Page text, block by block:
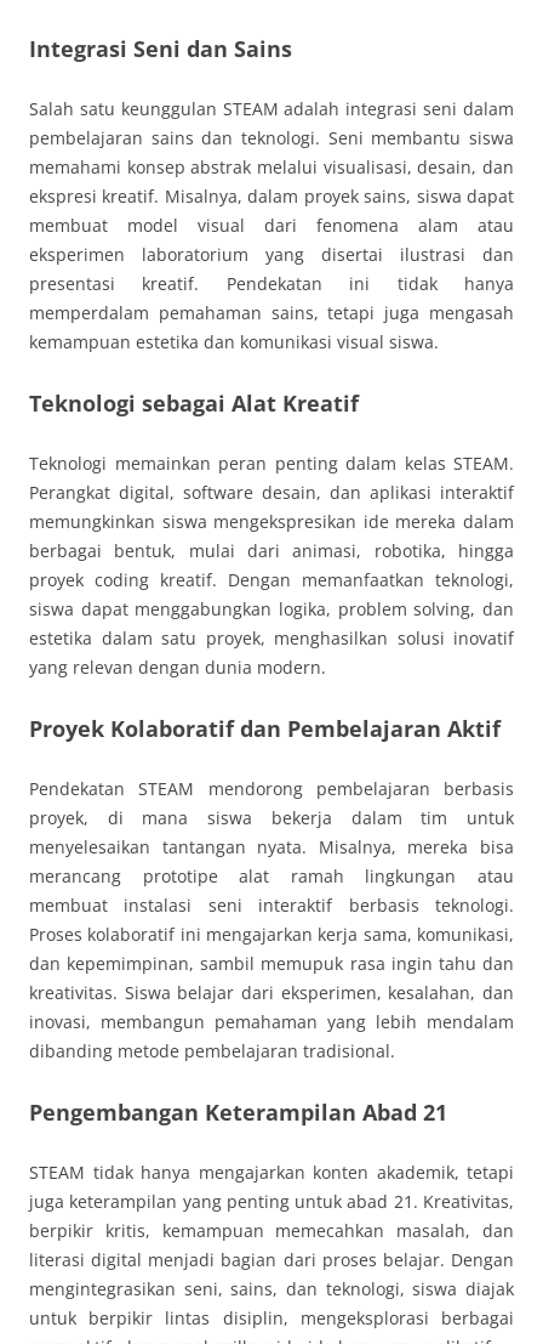
Integrasi Seni dan Sains
Salah satu keunggulan STEAM adalah integrasi seni dalam
pembelajaran sains dan teknologi. Seni membantu siswa
memahami konsep abstrak melalui visualisasi, desain, dan
ekspresi kreatif. Misalnya, dalam proyek sains, siswa dapat
membuat model visual dari fenomena alam atau
eksperimen laboratorium yang disertai ilustrasi dan
presentasi kreatif. Pendekatan ini tidak hanya
memperdalam pemahaman sains, tetapi juga mengasah
kemampuan estetika dan komunikasi visual siswa.
Teknologi sebagai Alat Kreatif
Teknologi memainkan peran penting dalam kelas STEAM.
Perangkat digital, software desain, dan aplikasi interaktif
memungkinkan siswa mengekspresikan ide mereka dalam
berbagai bentuk, mulai dari animasi, robotika, hingga
proyek coding kreatif. Dengan memanfaatkan teknologi,
siswa dapat menggabungkan logika, problem solving, dan
estetika dalam satu proyek, menghasilkan solusi inovatif
yang relevan dengan dunia modern.
Proyek Kolaboratif dan Pembelajaran Aktif
Pendekatan STEAM mendorong pembelajaran berbasis
proyek, di mana siswa bekerja dalam tim untuk
menyelesaikan tantangan nyata. Misalnya, mereka bisa
merancang prototipe alat ramah lingkungan atau
membuat instalasi seni interaktif berbasis teknologi.
Proses kolaboratif ini mengajarkan kerja sama, komunikasi,
dan kepemimpinan, sambil memupuk rasa ingin tahu dan
kreativitas. Siswa belajar dari eksperimen, kesalahan, dan
inovasi, membangun pemahaman yang lebih mendalam
dibanding metode pembelajaran tradisional.
Pengembangan Keterampilan Abad 21
STEAM tidak hanya mengajarkan konten akademik, tetapi
juga keterampilan yang penting untuk abad 21. Kreativitas,
berpikir kritis, kemampuan memecahkan masalah, dan
literasi digital menjadi bagian dari proses belajar. Dengan
mengintegrasikan seni, sains, dan teknologi, siswa diajak
untuk berpikir lintas disiplin, mengeksplorasi berbagai